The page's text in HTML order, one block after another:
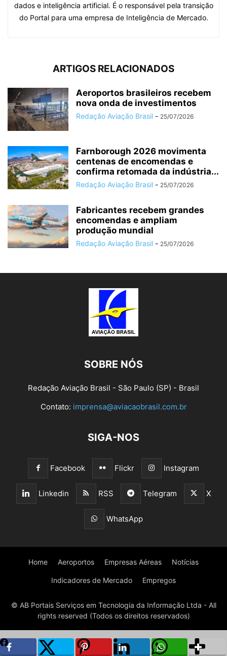
dados e inteligência artificial. É o responsável pela transição
do Portal para uma empresa de Inteligência de Mercado.
ARTIGOS RELACIONADOS
Aeroportos brasileiros recebem
nova onda de investimentos
Redação Aviação Brasil - 25/07/2026
Farnborough 2026 movimenta
centenas de encomendas e
confirma retomada da indústria...
Redação Aviação Brasil - 25/07/2026
Fabricantes recebem grandes
encomendas e ampliam
produção mundial
Redação Aviação Brasil - 25/07/2026
SOBRE NÓS
Redação Aviação Brasil - São Paulo (SP) - Brasil
Contato: imprensa@aviacaobrasil.com.br
SIGA-NOS
Facebook Flickr Instagram
Linkedin RSS Telegram X
WhatsApp
Home Aeroportos Empresas Aéreas Notícias
Indicadores de Mercado Empregos
© AB Portais Serviços em Tecnologia da Informação Ltda - All
rights reserved (Todos os direitos reservados)